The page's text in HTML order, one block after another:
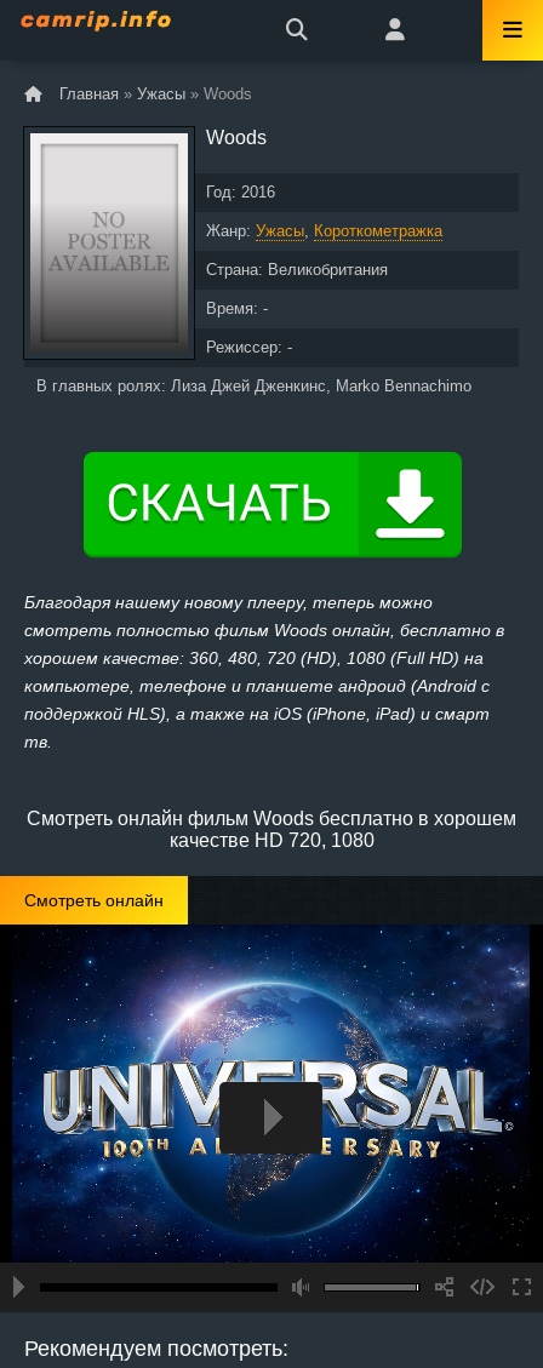
Главная » Ужасы » Woods
Woods
Год: 2016
Жанр: Ужасы, Короткометражка
Страна: Великобритания
Время: -
Режиссер: -
В главных ролях: Лиза Джей Дженкинс, Marko Bennachimo
Благодаря нашему новому плееру, теперь можно
смотреть полностью фильм Woods онлайн, бесплатно в
хорошем качестве: 360, 480, 720 (HD), 1080 (Full HD) на
компьютере, телефоне и планшете андроид (Android с
поддержкой HLS), а также на iOS (iPhone, iPad) и смарт
тв.
Смотреть онлайн фильм Woods бесплатно в хорошем
качестве HD 720, 1080
Смотреть онлайн
Рекомендуем посмотреть: